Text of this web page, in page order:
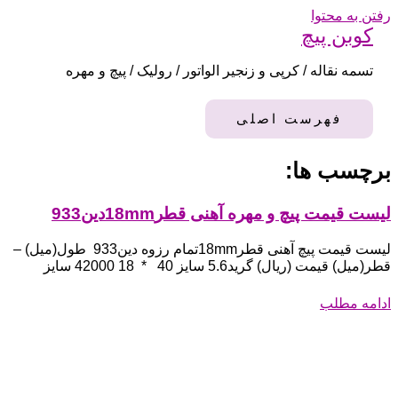
رفتن به محتوا
کوبن پیچ
تسمه نقاله / کرپی و زنجیر الواتور / رولیک / پیچ و مهره
فهرست اصلی
برچسب ها:
لیست قیمت پیچ و مهره آهنی قطر18mmدین933
لیست قیمت پیچ آهنی قطر18mmتمام رزوه دین933 طول(میل) –
قطر(میل) قیمت (ریال) گرید5.6 سایز 40 * 18 42000 سایز
ادامه مطلب